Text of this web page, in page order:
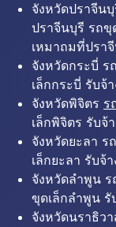
จังหวัดปราจีน
ปราจีนบุรี รถขุ
เหมาถมที่ปรา
จังหวัดกระบี่ ร
เล็กกระบี่ รับจ้
จังหวัดพิจิตร ร
เล็กพิจิตร รับจ้
จังหวัดยะลา ร
เล็กยะลา รับจ้
จังหวัดลำพูน
ขุดเล็กลำพูน
จังหวัดนราธิว